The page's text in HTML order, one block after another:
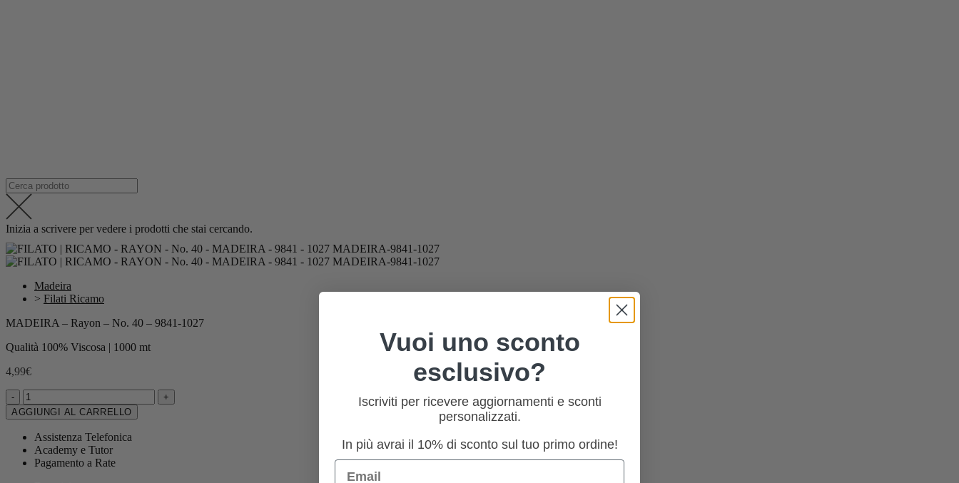
Inizia a scrivere per vedere i prodotti che stai cercando.
Madeira
> Filati Ricamo
MADEIRA – Rayon – No. 40 – 9841-1027
Qualità 100% Viscosa | 1000 mt
4,99€
-
+
AGGIUNGI AL CARRELLO
Assistenza Telefonica
Academy e Tutor
Pagamento a Rate
Vuoi uno sconto
esclusivo?
Iscriviti per ricevere aggiornamenti e sconti
personalizzati.
In più avrai il 10% di sconto sul tuo primo ordine!
Email